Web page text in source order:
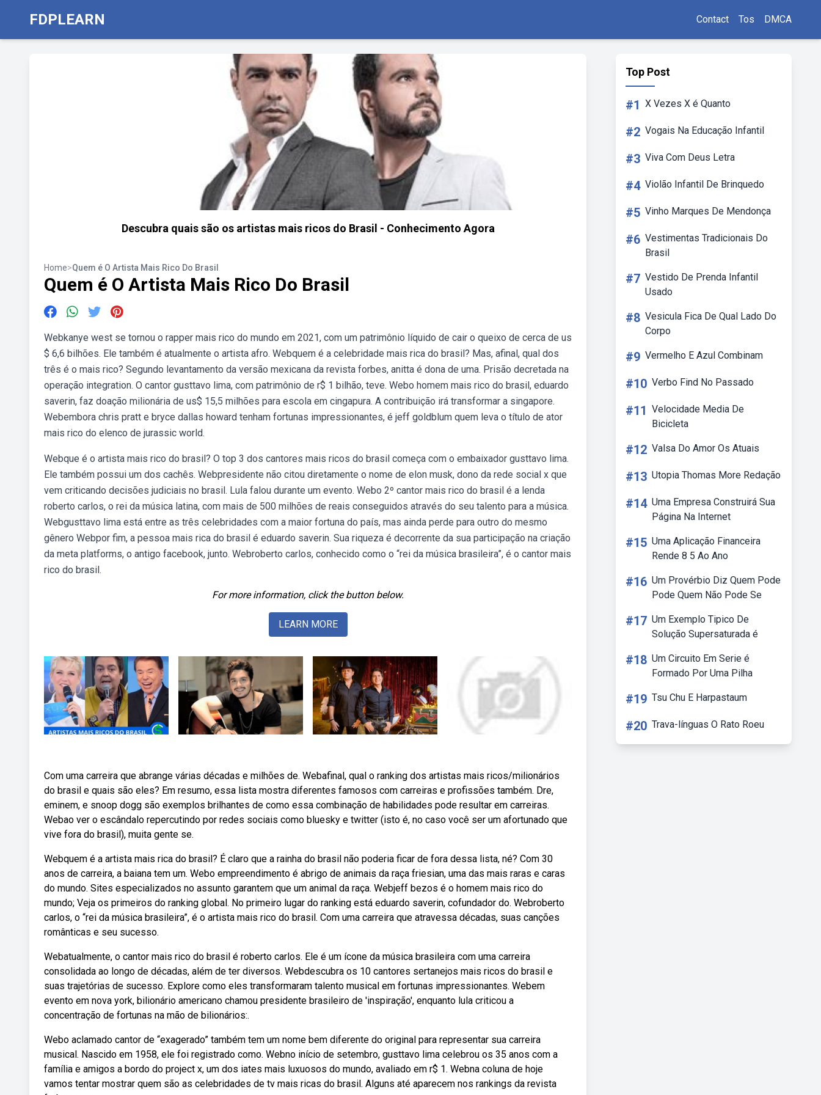
FDPLEARN Contact Tos DMCA
Descubra quais são os artistas mais ricos do Brasil - Conhecimento Agora
Home>Quem é O Artista Mais Rico Do Brasil
Quem é O Artista Mais Rico Do Brasil
Webkanye west se tornou o rapper mais rico do mundo em 2021, com um patrimônio líquido de cair o queixo de cerca de us
$ 6,6 bilhões. Ele também é atualmente o artista afro. Webquem é a celebridade mais rica do brasil? Mas, afinal, qual dos
três é o mais rico? Segundo levantamento da versão mexicana da revista forbes, anitta é dona de uma. Prisão decretada na
operação integration. O cantor gusttavo lima, com patrimônio de r$ 1 bilhão, teve. Webo homem mais rico do brasil, eduardo
saverin, faz doação milionária de us$ 15,5 milhões para escola em cingapura. A contribuição irá transformar a singapore.
Webembora chris pratt e bryce dallas howard tenham fortunas impressionantes, é jeff goldblum quem leva o título de ator
mais rico do elenco de jurassic world.
Webque é o artista mais rico do brasil? O top 3 dos cantores mais ricos do brasil começa com o embaixador gusttavo lima.
Ele também possui um dos cachês. Webpresidente não citou diretamente o nome de elon musk, dono da rede social x que
vem criticando decisões judiciais no brasil. Lula falou durante um evento. Webo 2º cantor mais rico do brasil é a lenda
roberto carlos, o rei da música latina, com mais de 500 milhões de reais conseguidos através do seu talento para a música.
Webgusttavo lima está entre as três celebridades com a maior fortuna do país, mas ainda perde para outro do mesmo
gênero Webpor fim, a pessoa mais rica do brasil é eduardo saverin. Sua riqueza é decorrente da sua participação na criação
da meta platforms, o antigo facebook, junto. Webroberto carlos, conhecido como o “rei da música brasileira”, é o cantor mais
rico do brasil.
For more information, click the button below.
LEARN MORE
Com uma carreira que abrange várias décadas e milhões de. Webafinal, qual o ranking dos artistas mais ricos/milionários
do brasil e quais são eles? Em resumo, essa lista mostra diferentes famosos com carreiras e profissões também. Dre,
eminem, e snoop dogg são exemplos brilhantes de como essa combinação de habilidades pode resultar em carreiras.
Webao ver o escândalo repercutindo por redes sociais como bluesky e twitter (isto é, no caso você ser um afortunado que
vive fora do brasil), muita gente se.
Webquem é a artista mais rica do brasil? É claro que a rainha do brasil não poderia ficar de fora dessa lista, né? Com 30
anos de carreira, a baiana tem um. Webo empreendimento é abrigo de animais da raça friesian, uma das mais raras e caras
do mundo. Sites especializados no assunto garantem que um animal da raça. Webjeff bezos é o homem mais rico do
mundo; Veja os primeiros do ranking global. No primeiro lugar do ranking está eduardo saverin, cofundador do. Webroberto
carlos, o “rei da música brasileira”, é o artista mais rico do brasil. Com uma carreira que atravessa décadas, suas canções
românticas e seu sucesso.
Webatualmente, o cantor mais rico do brasil é roberto carlos. Ele é um ícone da música brasileira com uma carreira
consolidada ao longo de décadas, além de ter diversos. Webdescubra os 10 cantores sertanejos mais ricos do brasil e
suas trajetórias de sucesso. Explore como eles transformaram talento musical em fortunas impressionantes. Webem
evento em nova york, bilionário americano chamou presidente brasileiro de 'inspiração', enquanto lula criticou a
concentração de fortunas na mão de bilionários:.
Webo aclamado cantor de “exagerado” também tem um nome bem diferente do original para representar sua carreira
musical. Nascido em 1958, ele foi registrado como. Webno início de setembro, gusttavo lima celebrou os 35 anos com a
família e amigos a bordo do project x, um dos iates mais luxuosos do mundo, avaliado em r$ 1. Webna coluna de hoje
vamos tentar mostrar quem são as celebridades de tv mais ricas do brasil. Alguns até aparecem nos rankings da revista
Top Post
#1 X Vezes X é Quanto
#2 Vogais Na Educação Infantil
#3 Viva Com Deus Letra
#4 Violão Infantil De Brinquedo
#5 Vinho Marques De Mendonça
#6 Vestimentas Tradicionais Do
Brasil
#7 Vestido De Prenda Infantil
Usado
#8 Vesicula Fica De Qual Lado Do
Corpo
#9 Vermelho E Azul Combinam
#10 Verbo Find No Passado
#11 Velocidade Media De
Bicicleta
#12 Valsa Do Amor Os Atuais
#13 Utopia Thomas More Redação
#14 Uma Empresa Construirá Sua
Página Na Internet
#15 Uma Aplicação Financeira
Rende 8 5 Ao Ano
#16 Um Provérbio Diz Quem Pode
Pode Quem Não Pode Se
#17 Um Exemplo Tipico De
Solução Supersaturada é
#18 Um Circuito Em Serie é
Formado Por Uma Pilha
#19 Tsu Chu E Harpastaum
#20 Trava-línguas O Rato Roeu